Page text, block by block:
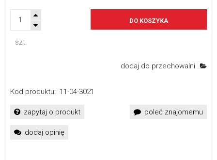
szt.
DO KOSZYKA
dodaj do przechowalni
Kod produktu: 11-04-3021
zapytaj o produkt poleć znajomemu
dodaj opinię